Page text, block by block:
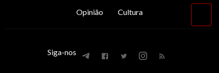
Opinião
Cultura
Siga-nos